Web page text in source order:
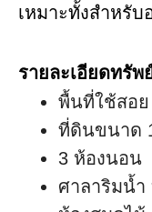
เหมาะทั้งสำหรั
รายละเอียดทรัพ
พื้นที่ใช้สอย
ที่ดินขนาด
3 ห้องนอน
ศาลาริมน้ำ